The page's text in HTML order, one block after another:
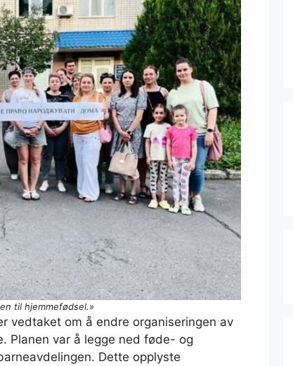
til hjemmefødsel.»
vedtaket om å endre organiseringen av
Planen var å legge ned føde- og
Dette opplyste